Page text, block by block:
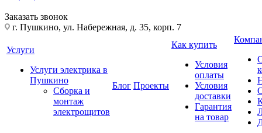
Заказать звонок
г. Пушкино, ул. Набережная, д. 35, корп. 7
Услуги
Услуги электрика в
Пушкино
Сборка и
монтаж
электрощитов
Блог Проекты
Как купить
Условия
оплаты
Условия
доставки
Гарантия
на товар